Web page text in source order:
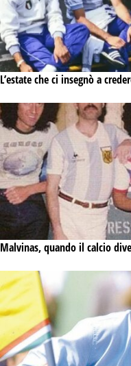
L’estate che ci insegnò a
Malvinas, quando il calcio